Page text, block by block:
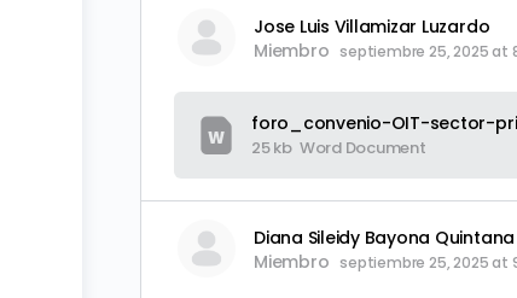
Jose Luis Villamizar Luzardo
Miembro septiembre 25, 2025 at
foro_convenio-OIT-sector-
25 kb Word Document
Diana Sileidy Bayona Quintana
Miembro septiembre 25, 2025 at